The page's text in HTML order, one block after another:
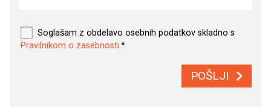
Soglašam z obdelavo osebnih podatkov skladno s
Pravilnikom o zasebnosti.*
POŠLJI